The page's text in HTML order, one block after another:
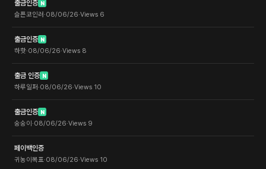
출금인증 N
슬픈코인러·08/06/26·Views 6
출금인증 N
하핫·08/06/26·Views 8
출금 인증 N
하루일퍼·08/06/26·Views 10
출금인증 N
숭숭이·08/06/26·Views 9
페이백인증
귀농이목표·08/06/26·Views 10